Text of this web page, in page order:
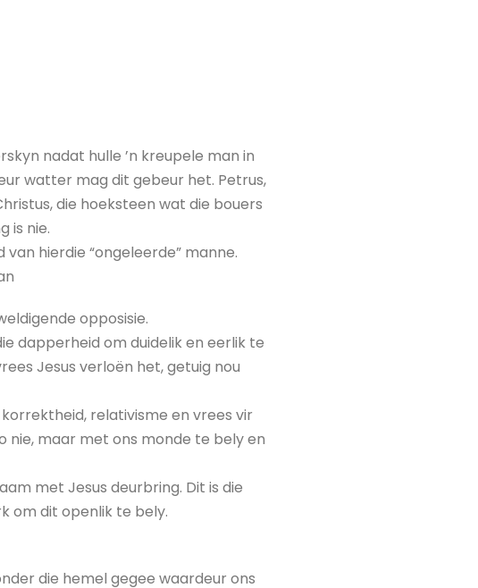
nadat hulle ’n kreupele man in
watter mag dit gebeur het. Petrus,
die hoeksteen wat die bouers
is nie.
hierdie “ongeleerde” manne.
opposisie.
dapperheid om duidelik en eerlik te
Jesus verloën het, getuig nou
relativisme en vrees vir
nie, maar met ons monde te bely en
met Jesus deurbring. Dit is die
om dit openlik te bely.
die hemel gegee waardeur ons